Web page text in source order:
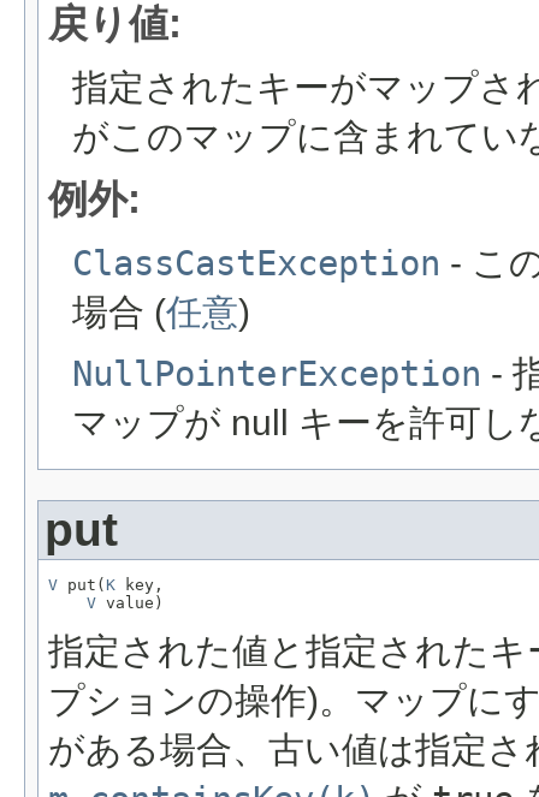
戻り値:
指定されたキーがマップさ
がこのマップに含まれてい
例外:
ClassCastException - こ
場合 (任意)
NullPointerException -
マップが null キーを許可し
put
V put( K key,
V value)
指定された値と指定された
プションの操作)。マップに
がある場合、古い値は指定